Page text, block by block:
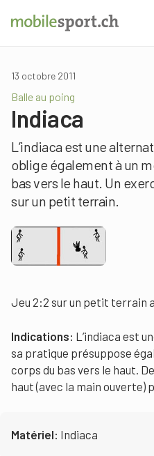
13 octobre 2011
Balle au poing
Indiaca
L’indiaca est une
oblige également à un
bas vers le haut. Un
sur un petit terrain.
Jeu 2:2 sur un petit terrain
Indications: L’indiaca est
sa pratique présuppose
corps du bas vers le haut.
haut (avec la main ouverte)
Matériel: Indiaca